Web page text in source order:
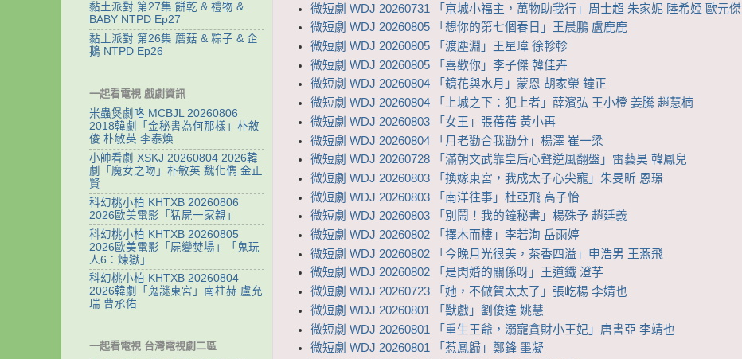
微短劇 WDJ 20260731 「京城小福主，萬物助我行」周士超 朱家妮 陸希婭 歐元傑
微短劇 WDJ 20260805 「想你的第七個春日」王晨鵬 盧鹿鹿
微短劇 WDJ 20260805 「渡塵淵」王星瑋 徐軫軫
微短劇 WDJ 20260805 「喜歡你」李子傑 韓佳卉
微短劇 WDJ 20260804 「鏡花與水月」蒙恩 胡家榮 鐘正
微短劇 WDJ 20260804 「上城之下：犯上者」薛濱弘 王小橙 姜騰 趙慧楠
微短劇 WDJ 20260803 「女王」張蓓蓓 黃小再
微短劇 WDJ 20260804 「月老勸合我勸分」楊澤 崔一梁
微短劇 WDJ 20260728 「滿朝文武靠皇后心聲逆風翻盤」雷藝昊 韓鳳兒
微短劇 WDJ 20260803 「換嫁東宮，我成太子心尖寵」朱旻昕 恩璟
微短劇 WDJ 20260803 「南洋往事」杜亞飛 高子怡
微短劇 WDJ 20260803 「別鬧！我的鐘秘書」楊殊予 趙廷義
微短劇 WDJ 20260802 「擇木而棲」李若洵 岳雨婷
微短劇 WDJ 20260802 「今晚月光很美，茶香四溢」申浩男 王燕飛
微短劇 WDJ 20260802 「是閃婚的關係呀」王道鐵 澄芓
微短劇 WDJ 20260723 「她，不做賀太太了」張屹楊 李婧也
微短劇 WDJ 20260801 「獸戲」劉俊達 姚慧
微短劇 WDJ 20260801 「重生王爺，溺寵貪財小王妃」唐書亞 李靖也
微短劇 WDJ 20260801 「惹鳳歸」鄭鋒 墨凝
黏土派對 第27集 餅乾 & 禮物 &
BABY NTPD Ep27
黏土派對 第26集 蘑菇 & 粽子 & 企
鵝 NTPD Ep26
一起看電視 戲劇資訊
米蟲煲劇咯 MCBJL 20260806
2018韓劇「金秘書為何那樣」朴敘
俊 朴敏英 李泰煥
小帥看劇 XSKJ 20260804 2026韓
劇「魔女之吻」朴敏英 魏化儁 金正
賢
科幻桃小柏 KHTXB 20260806
2026歐美電影「猛屍一家親」
科幻桃小柏 KHTXB 20260805
2026歐美電影「屍變焚場」「鬼玩
人6：煉獄」
科幻桃小柏 KHTXB 20260804
2026韓劇「鬼謎東宮」南柱赫 盧允
瑞 曹承佑
一起看電視 台灣電視劇二區